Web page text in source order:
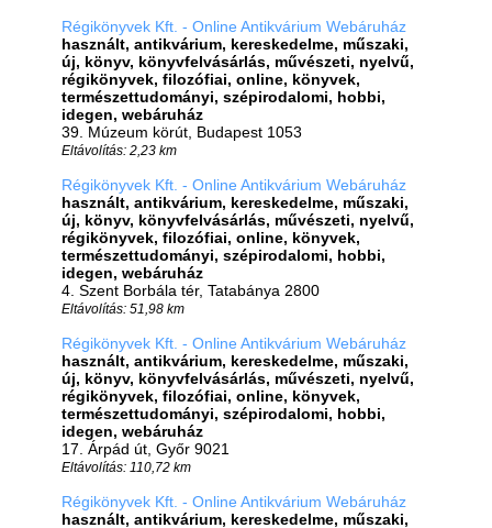
Régikönyvek Kft. - Online Antikvárium Webáruház
használt, antikvárium, kereskedelme, műszaki,
új, könyv, könyvfelvásárlás, művészeti, nyelvű,
régikönyvek, filozófiai, online, könyvek,
természettudományi, szépirodalomi, hobbi,
idegen, webáruház
39. Múzeum körút, Budapest 1053
Eltávolítás: 2,23 km
Régikönyvek Kft. - Online Antikvárium Webáruház
használt, antikvárium, kereskedelme, műszaki,
új, könyv, könyvfelvásárlás, művészeti, nyelvű,
régikönyvek, filozófiai, online, könyvek,
természettudományi, szépirodalomi, hobbi,
idegen, webáruház
4. Szent Borbála tér, Tatabánya 2800
Eltávolítás: 51,98 km
Régikönyvek Kft. - Online Antikvárium Webáruház
használt, antikvárium, kereskedelme, műszaki,
új, könyv, könyvfelvásárlás, művészeti, nyelvű,
régikönyvek, filozófiai, online, könyvek,
természettudományi, szépirodalomi, hobbi,
idegen, webáruház
17. Árpád út, Győr 9021
Eltávolítás: 110,72 km
Régikönyvek Kft. - Online Antikvárium Webáruház
használt, antikvárium, kereskedelme, műszaki,